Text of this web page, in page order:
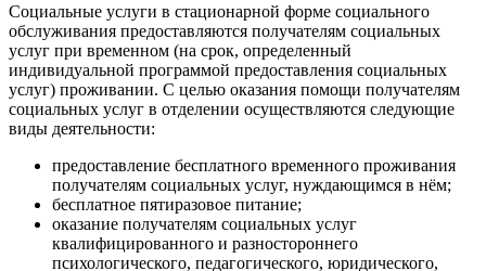
Социальные услуги в стационарной форме социального
обслуживания предоставляются получателям социальных
услуг при временном (на срок, определенный
индивидуальной программой предоставления социальных
услуг) проживании. С целью оказания помощи получателям
социальных услуг в отделении осуществляются следующие
виды деятельности:
предоставление бесплатного временного проживания
получателям социальных услуг, нуждающимся в нём;
бесплатное пятиразовое питание;
оказание получателям социальных услуг
квалифицированного и разностороннего
психологического, педагогического, юридического,